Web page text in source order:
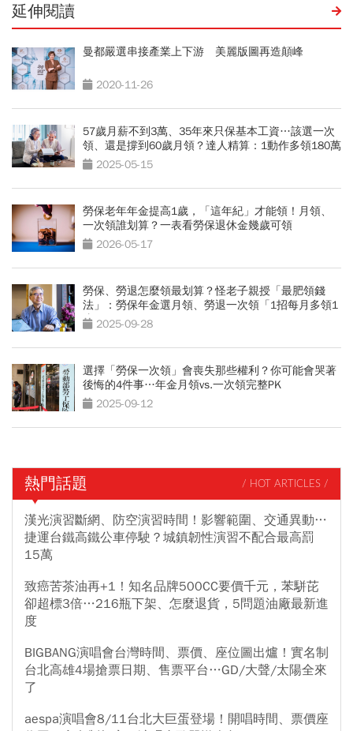
延伸閱讀
曼都嚴選串接產業上下游 美麗版圖再造顛峰
2020-11-26
57歲月薪不到3萬、35年來只保基本工資…該選一次
領、還是撐到60歲月領？達人精算：1動作多領180萬
2025-05-15
勞保老年年金提高1歲，「這年紀」才能領！月領、
一次領誰划算？一表看勞保退休金幾歲可領
2026-05-17
勞保、勞退怎麼領最划算？怪老子親授「最肥領錢
法」：勞保年金選月領、勞退一次領「1招每月多領1
倍」2025-09-28
選擇「勞保一次領」會喪失那些權利？你可能會哭著
後悔的4件事…年金月領vs.一次領完整PK
2025-09-12
熱門話題 / HOT ARTICLES /
漢光演習斷網、防空演習時間！影響範圍、交通異動…
捷運台鐵高鐵公車停駛？城鎮韌性演習不配合最高罰
15萬
致癌苦茶油再+1！知名品牌500CC要價千元，苯駢芘
卻超標3倍…216瓶下架、怎麼退貨，5問題油廠最新進
度
BIGBANG演唱會台灣時間、票價、座位圖出爐！實名制
台北高雄4場搶票日期、售票平台…GD/大聲/太陽全來
了
aespa演唱會8/11台北大巨蛋登場！開唱時間、票價座